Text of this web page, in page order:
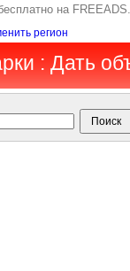
на
регион
: Дать